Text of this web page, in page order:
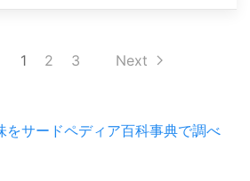
1 2 3 Next
をサードペディア百科事典で調べ